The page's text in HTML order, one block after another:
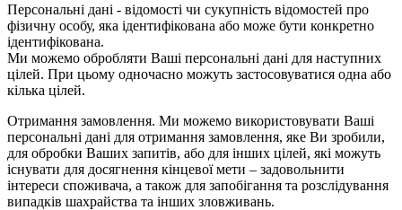
Персональні дані - відомості чи сукупність відомостей про
фізичну особу, яка ідентифікована або може бути конкретно
ідентифікована.
Ми можемо обробляти Ваші персональні дані для наступних
цілей. При цьому одночасно можуть застосовуватися одна або
кілька цілей.
Отримання замовлення. Ми можемо використовувати Ваші
персональні дані для отримання замовлення, яке Ви зробили,
для обробки Ваших запитів, або для інших цілей, які можуть
існувати для досягнення кінцевої мети – задовольнити
інтереси споживача, а також для запобігання та розслідування
випадків шахрайства та інших зловживань.